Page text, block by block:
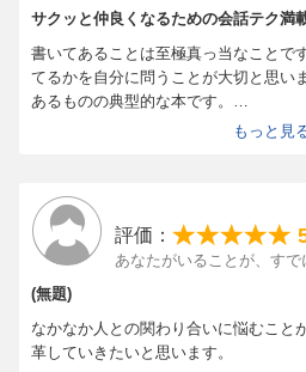
この二つくらいしか、話し方のバリ
ん。
ですが、雑談は、このどちらでもな
では、どうすればいいか。
「雑談に適した話し方=雑談力」を身
本書にまとめたいくつかのカンタン
サクッと仲良くなるための会話テク満
書いてあることは至極真っ当なことで
てるかを自分に問うことが大切と思い
あるものの典型的な本です。
・天気とニュースは雑談不向き
ではどうすれば良いか。
この本にはすぐに使えるテクニックが
場数踏むことと頭の回転良くして会話
なりたいです。
もっと見
評価：
あなたがいることが、すで
(無題)
なかなか人との関わり合いに悩むこと
革していきたいと思います。